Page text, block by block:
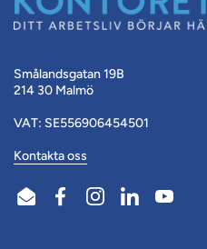
Smålandsgatan 19B
214 30 Malmö
VAT: SE556906454501
Kontakta oss
Email FacebookInstagramLinkedInYouTube